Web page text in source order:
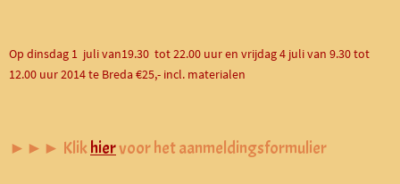
Op dinsdag 1 juli van19.30 tot 22.00 uur en vrijdag 4 juli van 9.30 tot
12.00 uur 2014 te Breda €25,- incl. materialen
►►► Klikhiervoor het aanmeldingsformulier